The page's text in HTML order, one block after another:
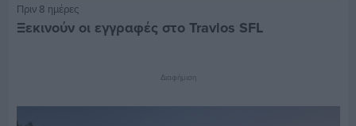
Πριν 8 ημέρες
Ξεκινούν οι εγγραφές στο Travlos SFL
Διαφήμιση